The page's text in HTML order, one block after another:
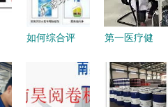
如何综合评
格、厂家、
第一医疗健
中医适宜技
术精品课程